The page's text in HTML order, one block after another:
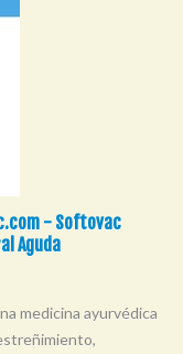
- Softovac
Aguda
medicina ayurvédica